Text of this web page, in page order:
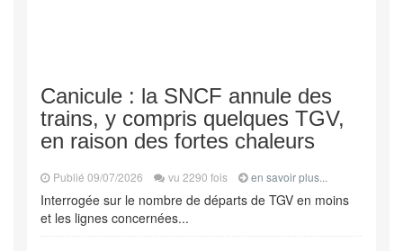
Canicule : la SNCF annule des
trains, y compris quelques TGV,
en raison des fortes chaleurs
Publié 09/07/2026 vu 2290 fois en savoir plus...
Interrogée sur le nombre de départs de TGV en moins
et les lignes concernées...